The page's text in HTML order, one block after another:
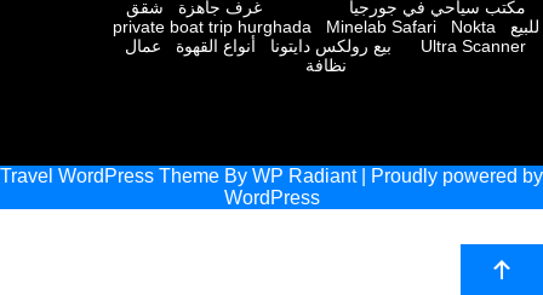
سياحي في جورجيا
غرف جاهزة
شقق
private boat trip hurghada
Minelab Safari
Nokta
Ultra
بيع رولكس دايتونا أنواع القهوة
عمال
نظافة
Travel WordPress ThemeBy WP Radiant| Proudly
WordPress